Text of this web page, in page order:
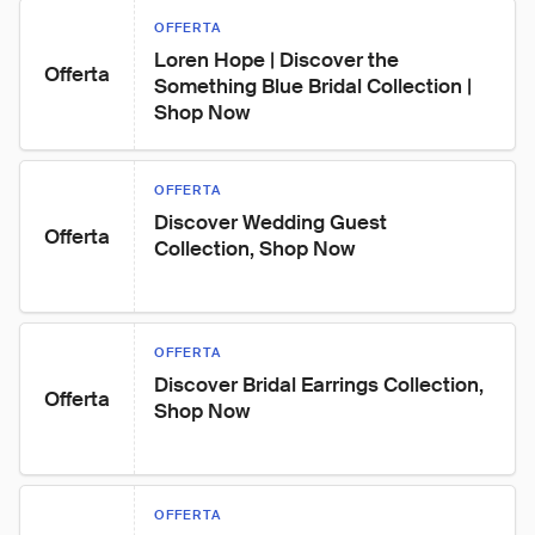
Offerta
OFFERTA
Loren Hope | Discover the
Something Blue Bridal Collection |
Shop Now
Offerta
OFFERTA
Discover Wedding Guest
Collection, Shop Now
Offerta
OFFERTA
Discover Bridal Earrings Collection,
Shop Now
OFFERTA